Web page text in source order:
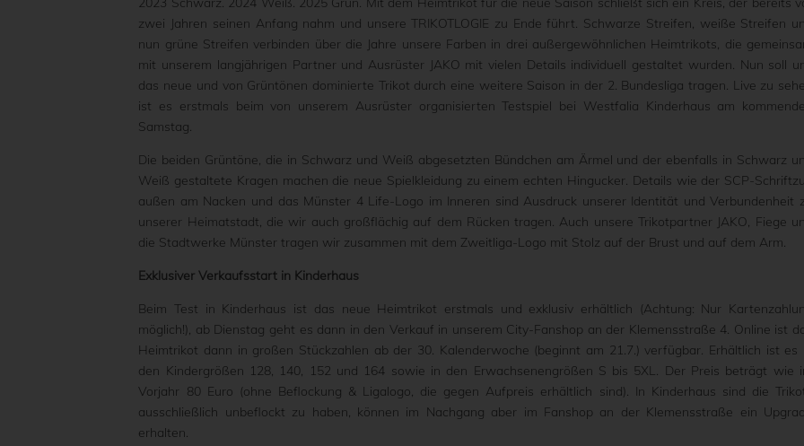
zwei Jahren seinen Anfang nahm und unsere TRIKOTLOGIE zu Ende führt. Schwarze Streifen, weiße Streifen
nun grüne Streifen verbinden über die Jahre unsere Farben in drei außergewöhnlichen Heimtrikots, die
mit unserem langjährigen Partner und Ausrüster JAKO mit vielen Details individuell gestaltet wurden. Nun soll
das neue und von Grüntönen dominierte Trikot durch eine weitere Saison in der 2. Bundesliga tragen. Live zu
ist es erstmals beim von unserem Ausrüster organisierten Testspiel bei Westfalia Kinderhaus am
Samstag.
Die beiden Grüntöne, die in Schwarz und Weiß abgesetzten Bündchen am Ärmel und der ebenfalls in Schwarz
Weiß gestaltete Kragen machen die neue Spielkleidung zu einem echten Hingucker. Details wie der SCP-
außen am Nacken und das Münster 4 Life-Logo im Inneren sind Ausdruck unserer Identität und Verbundenheit
unserer Heimatstadt, die wir auch großflächig auf dem Rücken tragen. Auch unsere Trikotpartner JAKO, Fiege
die Stadtwerke Münster tragen wir zusammen mit dem Zweitliga-Logo mit Stolz auf der Brust und auf dem Arm.
Exklusiver Verkaufsstart in Kinderhaus
Beim Test in Kinderhaus ist das neue Heimtrikot erstmals und exklusiv erhältlich (Achtung: Nur
möglich!), ab Dienstag geht es dann in den Verkauf in unserem City-Fanshop an der Klemensstraße 4. Online ist
Heimtrikot dann in großen Stückzahlen ab der 30. Kalenderwoche (beginnt am 21.7.) verfügbar. Erhältlich ist es
den Kindergrößen 128, 140, 152 und 164 sowie in den Erwachsenengrößen S bis 5XL. Der Preis beträgt wie
Vorjahr 80 Euro (ohne Beflockung & Ligalogo, die gegen Aufpreis erhältlich sind). In Kinderhaus sind die
ausschließlich unbeflockt zu haben, können im Nachgang aber im Fanshop an der Klemensstraße ein
erhalten.